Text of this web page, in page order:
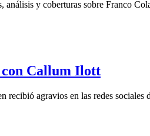
y coberturas sobre Franco
Callum Ilott
recibió agravios en las redes sociales